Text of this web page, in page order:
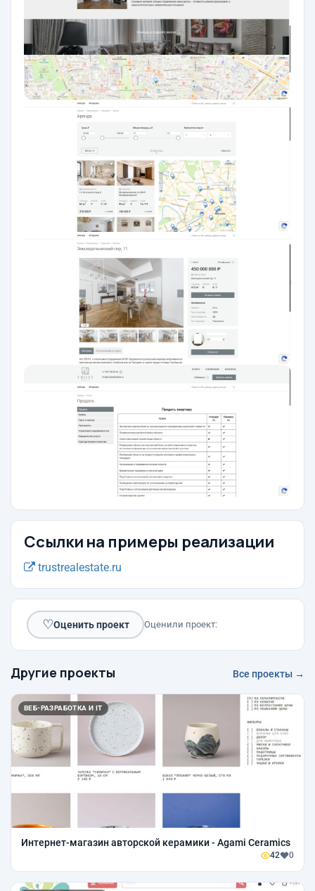
Ссылки на примеры реализации
trustrealestate.ru
♡Оценить проект Оценили проект:
Другие проекты Все проекты →
ВЕБ-РАЗРАБОТКА И IT
Интернет-магазин авторской керамики - Agami Ceramics
42 0